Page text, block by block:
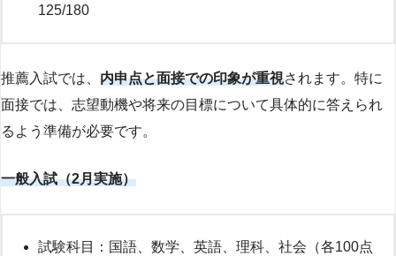
125/180
推薦入試では、 内申点と面接での印象が重視されます。特に
面接では、志望動機や将来の目標について具体的に答えられ
るよう準備が必要です。
一般入試（2月実施）
試験科目：国語、数学、英語、理科、社会（各100点